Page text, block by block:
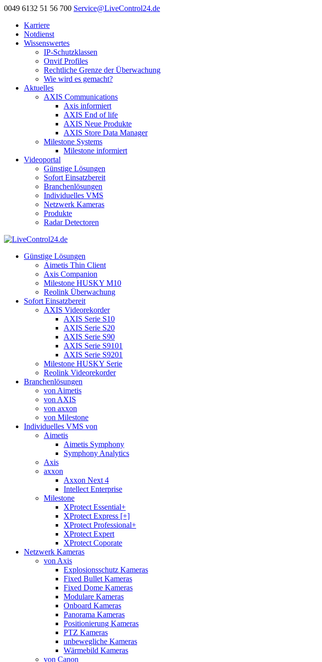
0049 6132 51 56 700 Service@LiveControl24.de
Karriere
Notdienst
Wissenswertes
IP-Schutzklassen
Onvif Profiles
Rechtliche Grenze der Überwachung
Wie wird es gemacht?
Aktuelles
AXIS Communications
Axis informiert
AXIS End of life
AXIS Neue Produkte
AXIS Store Data Manager
Milestone Systems
Milestone informiert
Videoportal
Günstige Lösungen
Sofort Einsatzbereit
Branchenlösungen
Individuelles VMS
Netzwerk Kameras
Produkte
Radar Detectoren
Günstige Lösungen
Aimetis Thin Client
Axis Companion
Milestone HUSKY M10
Reolink Überwachung
Sofort Einsatzbereit
AXIS Videorekorder
AXIS Serie S10
AXIS Serie S20
AXIS Serie S90
AXIS Serie S9101
AXIS Serie S9201
Milestone HUSKY Serie
Reolink Videorekorder
Branchenlösungen
von Aimetis
von AXIS
von axxon
von Milestone
Individuelles VMS von
Aimetis
Aimetis Symphony
Symphony Analytics
Axis
axxon
Axxon Next 4
Intellect Enterprise
Milestone
XProtect Essential+
XProtect Express [+]
XProtect Professional+
XProtect Expert
XProtect Coporate
Netzwerk Kameras
von Axis
Explosionsschutz Kameras
Fixed Bullet Kameras
Fixed Dome Kameras
Modulare Kameras
Onboard Kameras
Panorama Kameras
Positionierung Kameras
PTZ Kameras
unbewegliche Kameras
Wärmebild Kameras
von Canon